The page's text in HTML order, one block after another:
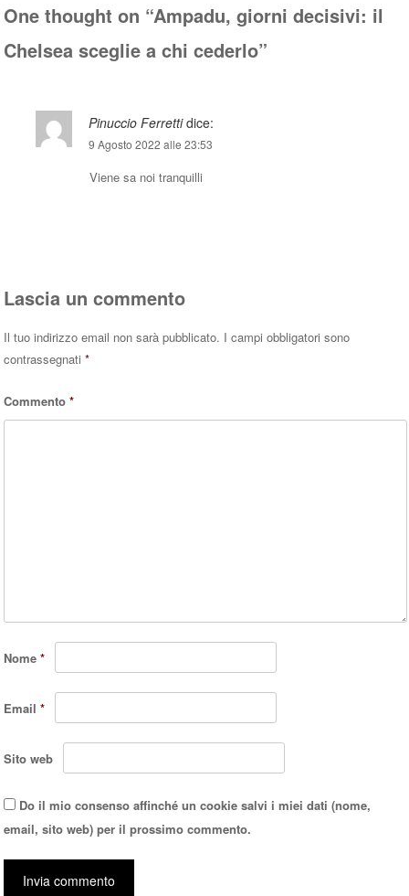
One thought on “Ampadu, giorni decisivi: il
Chelsea sceglie a chi cederlo”
Pinuccio Ferretti dice:
9 Agosto 2022 alle 23:53
Viene sa noi tranquilli
Lascia un commento
Il tuo indirizzo email non sarà pubblicato. I campi obbligatori sono
contrassegnati*
Commento*
Nome*
Email*
Sito web
Do il mio consenso affinché un cookie salvi i miei dati (nome,
email, sito web) per il prossimo commento.